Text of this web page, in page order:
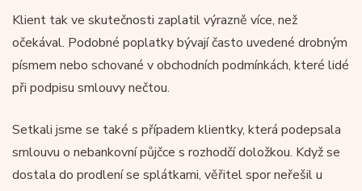
Klient tak ve skutečnosti zaplatil výrazně více, než
očekával. Podobné poplatky bývají často uvedené drobným
písmem nebo schované v obchodních podmínkách, které lidé
při podpisu smlouvy nečtou.
Setkali jsme se také s případem klientky, která podepsala
smlouvu o nebankovní půjčce s rozhodčí doložkou. Když se
dostala do prodlení se splátkami, věřitel spor neřešil u